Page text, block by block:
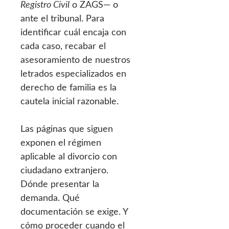
Registro Civil o ZAGS— o
ante el tribunal. Para
identificar cuál encaja con
cada caso, recabar el
asesoramiento de nuestros
letrados especializados en
derecho de familia es la
cautela inicial razonable.
Las páginas que siguen
exponen el régimen
aplicable al divorcio con
ciudadano extranjero.
Dónde presentar la
demanda. Qué
documentación se exige. Y
cómo proceder cuando el